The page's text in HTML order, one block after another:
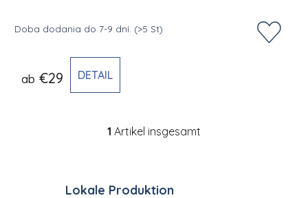
Doba dodania do 7-9 dní. (>5 St)
ab €29 DETAIL
Steuerelemente der
1 Artikel insgesamt
Lokale Produktion